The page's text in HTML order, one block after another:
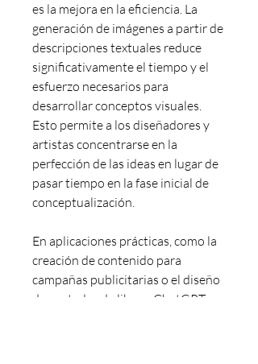
es la mejora en la eficiencia. La
generación de imágenes a partir de
descripciones textuales reduce
significativamente el tiempo y el
esfuerzo necesarios para
desarrollar conceptos visuales.
Esto permite a los diseñadores y
artistas concentrarse en la
perfección de las ideas en lugar de
pasar tiempo en la fase inicial de
conceptualización.
En aplicaciones prácticas, como la
creación de contenido para
campañas publicitarias o el diseño
de portadas de libros, ChatGPT